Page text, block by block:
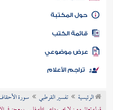
كتاب الأمة
المكتبة
الكتب
موضوعي
تراجم الأعلام
الرئيسية تفسير القرطبي
سورة